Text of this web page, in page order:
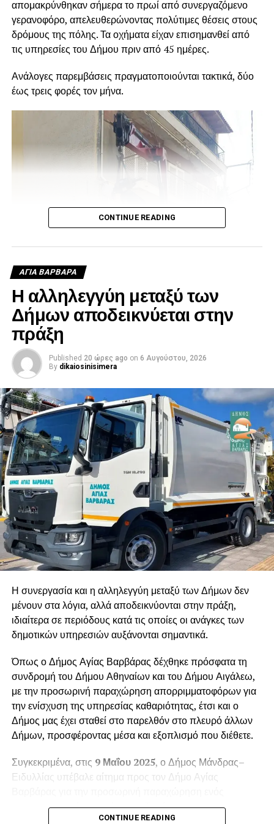
απομακρύνθηκαν σήμερα το πρωί από συνεργαζόμενο
γερανοφόρο, απελευθερώνοντας πολύτιμες θέσεις στους
δρόμους της πόλης. Τα οχήματα είχαν επισημανθεί από
τις υπηρεσίες του Δήμου πριν από 45 ημέρες.
Ανάλογες παρεμβάσεις πραγματοποιούνται τακτικά, δύο
έως τρεις φορές τον μήνα.
CONTINUE READING
ΑΓΙΑ ΒΑΡΒΑΡΑ
Η αλληλεγγύη μεταξύ των
Δήμων αποδεικνύεται στην
πράξη
Published 20 ώρες ago on 6 Αυγούστου, 2026
By dikaiosinisimera
Η συνεργασία και η αλληλεγγύη μεταξύ των Δήμων δεν
μένουν στα λόγια, αλλά αποδεικνύονται στην πράξη,
ιδιαίτερα σε περιόδους κατά τις οποίες οι ανάγκες των
δημοτικών υπηρεσιών αυξάνονται σημαντικά.
Όπως ο Δήμος Αγίας Βαρβάρας δέχθηκε πρόσφατα τη
συνδρομή του Δήμου Αθηναίων και του Δήμου Αιγάλεω,
με την προσωρινή παραχώρηση απορριμματοφόρων για
την ενίσχυση της υπηρεσίας καθαριότητας, έτσι και ο
Δήμος μας έχει σταθεί στο παρελθόν στο πλευρό άλλων
Δήμων, προσφέροντας μέσα και εξοπλισμό που διέθετε.
Συγκεκριμένα, στις 9 Μαΐου 2025, ο Δήμος Μάνδρας–
Ειδυλλίας υπέβαλε αίτημα προς τον Δήμο Αγίας
απορριμματοφόρου οχήματος. Το αίτημα
πρωτοκολλήθηκε στις12 Μαΐου 2025, με αριθμό
CONTINUE READING